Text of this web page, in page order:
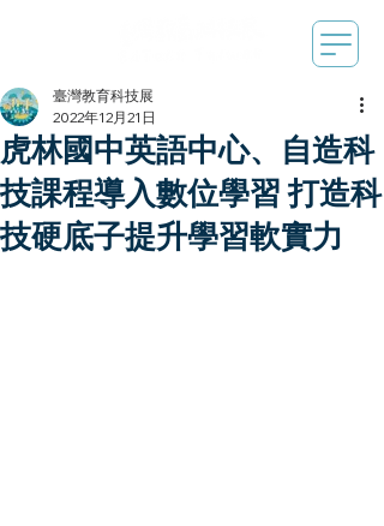
虎林國中英語中心、自造科
技課程導入數位學習 打造科
技硬底子提升學習軟實力
臺灣教育科技展
2022年12月21日